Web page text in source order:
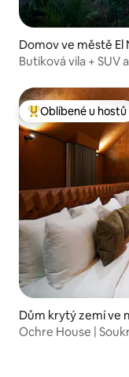
Domov ve městě El
Butiková vila + SUV
Nejlepší v kategorii
Oblíbené u hostů
Dům krytý zemí ve
Ochre House |